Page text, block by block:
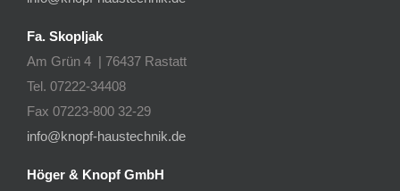
Fa. Skopljak
Am Grün 4 | 76437 Rastatt
Tel. 07222-34408
Fax 07223-800 32-29
info@knopf-haustechnik.de
Höger & Knopf GmbH